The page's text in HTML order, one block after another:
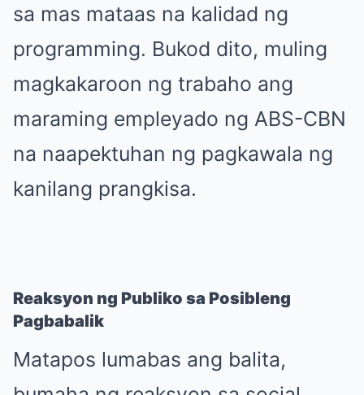
sa mas mataas na kalidad ng
programming. Bukod dito, muling
magkakaroon ng trabaho ang
maraming empleyado ng ABS-CBN
na naapektuhan ng pagkawala ng
kanilang prangkisa.
Reaksyon ng Publiko sa Posibleng
Pagbabalik
Matapos lumabas ang balita,